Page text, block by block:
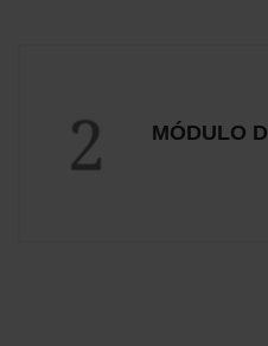
2 MÓDULO